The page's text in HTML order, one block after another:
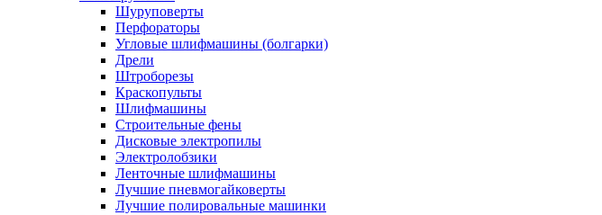
Шуруповерты
Перфораторы
Угловые шлифмашины (болгарки)
Дрели
Штроборезы
Краскопульты
Шлифмашины
Строительные фены
Дисковые электропилы
Электролобзики
Ленточные шлифмашины
Лучшие пневмогайковерты
Лучшие полировальные машинки